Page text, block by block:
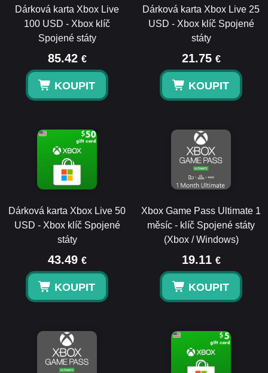
Dárková karta Xbox Live
100 USD - Xbox klíč
Spojené státy
85.42 €
KOUPIT
Dárková karta Xbox Live 25
USD - Xbox klíč Spojené
státy
21.75 €
KOUPIT
Dárková karta Xbox Live 50
USD - Xbox klíč Spojené
státy
43.49 €
KOUPIT
Xbox Game Pass Ultimate 1
měsíc - klíč Spojené státy
(Xbox / Windows)
19.11 €
KOUPIT